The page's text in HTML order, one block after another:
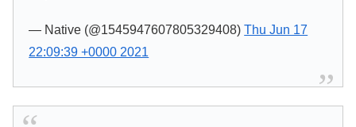
— Native (@1545947607805329408)Thu Jun 17
22:09:39 +0000 2021